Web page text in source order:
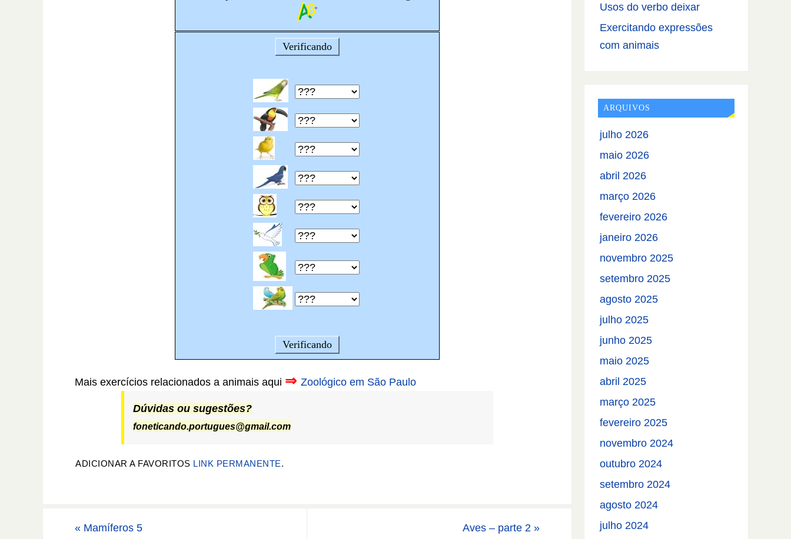
Mais exercícios relacionados a animais aqui ⇒ Zoológico em São Paulo
Dúvidas ou sugestões?
foneticando.portugues@gmail.com
ADICIONAR A FAVORITOS LINK PERMANENTE.
« Mamíferos 5 Aves – parte 2 »
Usos do verbo deixar
Exercitando expressões
com animais
ARQUIVOS
julho 2026
maio 2026
abril 2026
março 2026
fevereiro 2026
janeiro 2026
novembro 2025
setembro 2025
agosto 2025
julho 2025
junho 2025
maio 2025
abril 2025
março 2025
fevereiro 2025
novembro 2024
outubro 2024
setembro 2024
agosto 2024
julho 2024